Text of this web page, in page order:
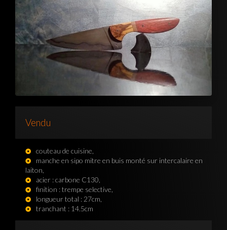
Vendu
couteau de cuisine,
manche en sipo mitre en buis monté sur intercalaire en
laiton,
acier : carbone C130,
finition : trempe selective,
longueur total : 27cm,
tranchant : 14.5cm